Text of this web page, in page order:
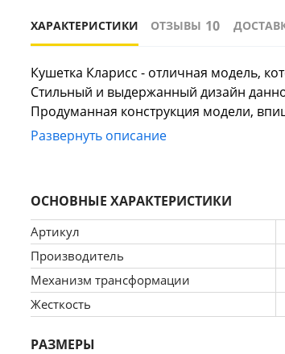
ХАРАКТЕРИСТИКИ ОТЗЫВЫ 10
Кушетка Кларисс - отличная модель,
Стильный и выдержанный дизайн
Продуманная конструкция модели,
Для создания кушетки Кларисс
изделию (представьте, как вы будете
Развернуть описание
ОСНОВНЫЕ ХАРАКТЕРИСТИКИ
Артикул
Производитель
Механизм трансформации
Жесткость
РАЗМЕРЫ